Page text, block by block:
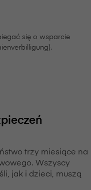
się o wsparcie
trzy miesiące na
Wszyscy
jak i dzieci, muszą